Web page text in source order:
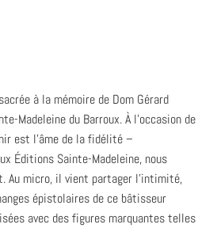
à la mémoire de Dom Gérard
Madeleine du Barroux. À l’occasion de
est l’âme de la fidélité –
Éditions Sainte-Madeleine, nous
Au micro, il vient partager l’intimité,
épistolaires de ce bâtisseur
avec des figures marquantes telles